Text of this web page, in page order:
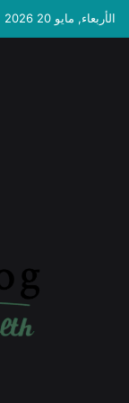
الأربعاء, مايو 20 2026